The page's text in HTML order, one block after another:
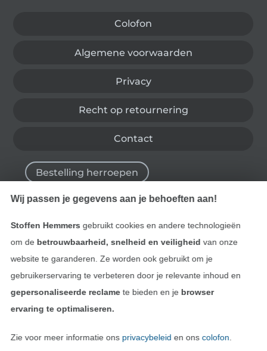
Colofon
Algemene voorwaarden
Privacy
Recht op retournering
Contact
Bestelling herroepen
Vind meer inspiratie
Wij passen je gegevens aan je behoeften aan!
Stoffen Hemmers gebruikt cookies en andere technologieën
om de betrouwbaarheid, snelheid en veiligheid van onze
website te garanderen. Ze worden ook gebruikt om je
gebruikerservaring te verbeteren door je relevante inhoud en
gepersonaliseerde reclamete bieden en je browser
ervaring te optimaliseren.
Zie voor meer informatie ons privacybeleid en ons colofon